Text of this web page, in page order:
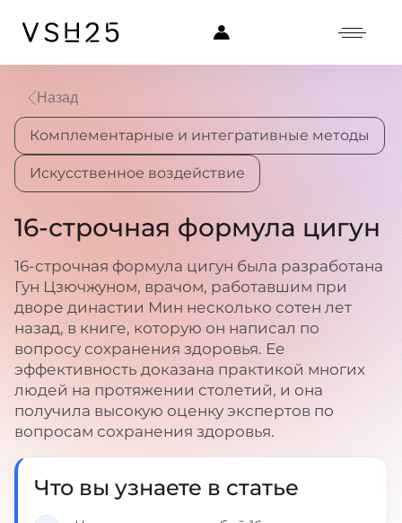
Назад
Комплементарные и интегративные методы
Искусственное воздействие
16-строчная формула цигун
16-строчная формула цигун была разработана
Гун Цзючжуном, врачом, работавшим при
дворе династии Мин несколько сотен лет
назад, в книге, которую он написал по
вопросу сохранения здоровья. Ее
эффективность доказана практикой многих
людей на протяжении столетий, и она
получила высокую оценку экспертов по
вопросам сохранения здоровья.
Что вы узнаете в статье